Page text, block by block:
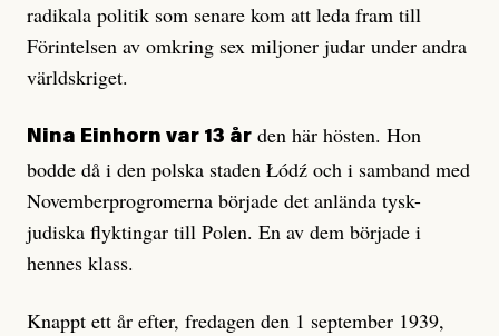
radikala politik som senare kom att leda fram till
Förintelsen av omkring sex miljoner judar under andra
världskriget.
Nina Einhorn var 13 år den här hösten. Hon
bodde då i den polska staden Łódź och i samband med
Novemberprogromerna började det anlända tysk-
judiska flyktingar till Polen. En av dem började i
hennes klass.
Knappt ett år efter, fredagen den 1 september 1939,